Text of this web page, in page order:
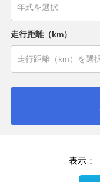
走行距離（km）
表示：